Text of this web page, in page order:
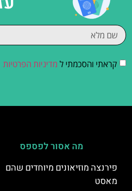
קראתי והסכמתי ל מדיניות הפרטיות
מה אסור לפספס
פירנצה מוזיאונים מיוחדים שהם
מאסט